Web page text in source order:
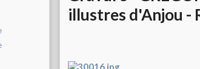
illustres d'Anjou -